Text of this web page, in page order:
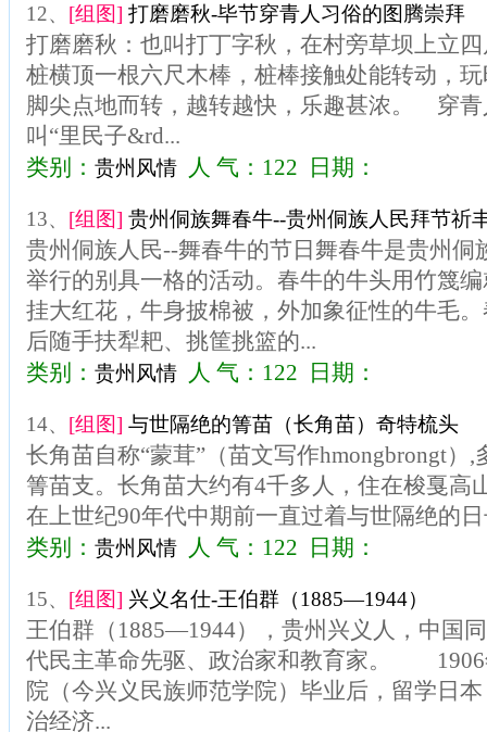
12、 [组图] 打磨磨秋-毕节穿青人习俗的图腾崇拜
打磨磨秋：也叫打丁字秋，在村旁草坝上立
桩横顶一根六尺木棒，桩棒接触处能转动，
脚尖点地而转，越转越快，乐趣甚浓。 穿
叫“里民子&rd...
类别： 贵州风情 人 气：122 日期：
13、 [组图] 贵州侗族舞春牛--贵州侗族人民拜节祈
贵州侗族人民--舞春牛的节日舞春牛是贵州侗
举行的别具一格的活动。春牛的牛头用竹篾
挂大红花，牛身披棉被，外加象征性的牛毛
后随手扶犁耙、挑筐挑篮的...
类别： 贵州风情 人 气：122 日期：
14、 [组图] 与世隔绝的箐苗（长角苗）奇特梳头
长角苗自称“蒙茸”（苗文写作hmongbrongt）
箐苗支。长角苗大约有4千多人，住在梭戛高
在上世纪90年代中期前一直过着与世隔绝的日
类别： 贵州风情 人 气：122 日期：
15、 [组图] 兴义名仕-王伯群（1885—1944）
王伯群（1885—1944），贵州兴义人，中国
代民主革命先驱、政治家和教育家。 1906
院（今兴义民族师范学院）毕业后，留学日
治经济...